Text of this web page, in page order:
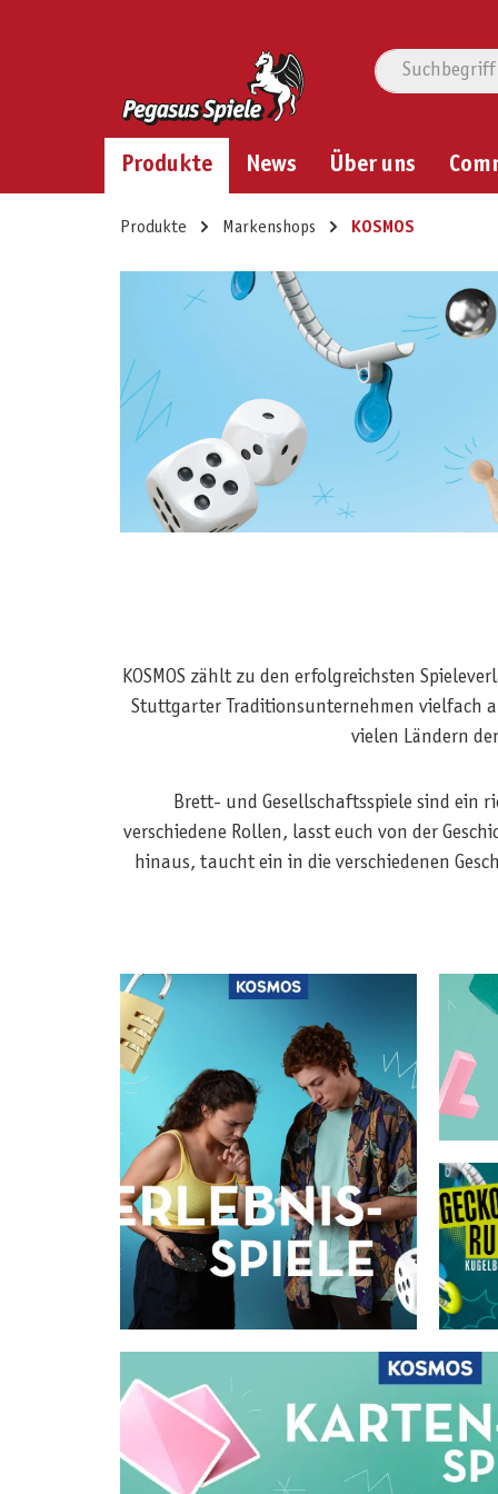
Produkte News Über uns
Produkte Markenshops KOSMOS
KOSMOS zählt zu den erfolgreichsten
Stuttgarter Traditionsunternehmen vielfach
vielen Ländern
Brett- und Gesellschaftsspiele sind ein
verschiedene Rollen, lasst euch von der
hinaus, taucht ein in die verschiedenen